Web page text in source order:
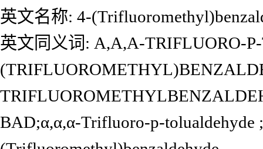
英文名称: 4-
英文同义词: A,A,A-TRIFLUORO-
BAD;α,α,α-Trifluoro-p-tolualdehyde